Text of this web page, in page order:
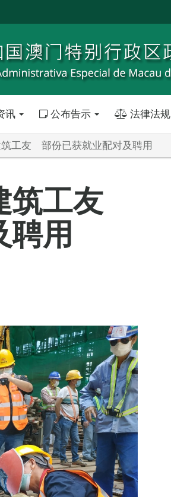
讯 公布告示 法律法规
工友 部份已获就业配对及聘用
筑工友
聘用